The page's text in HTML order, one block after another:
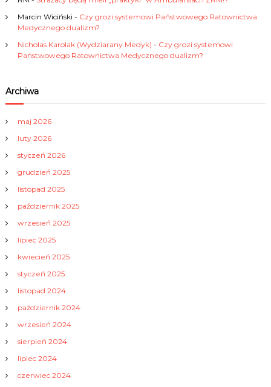
i
s
c
h
Marcin Wiciński - Czy grozi systemowi Państwowego Ratownictwa
Medycznego dualizm?
Nicholas Karolak (Wydziarany Medyk) - Czy grozi systemowi
Państwowego Ratownictwa Medycznego dualizm?
Archiwa
maj 2026
luty 2026
styczeń 2026
grudzień 2025
listopad 2025
październik 2025
wrzesień 2025
lipiec 2025
kwiecień 2025
styczeń 2025
listopad 2024
październik 2024
wrzesień 2024
sierpień 2024
lipiec 2024
czerwiec 2024